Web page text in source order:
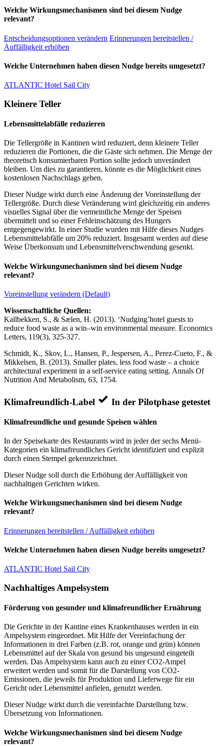
Welche Wirkungsmechanismen sind bei diesem Nudge
relevant?
Entscheidungsoptionen verändern Erinnerungen bereitstellen /
Auffälligkeit erhöhen
Welche Unternehmen haben diesen Nudge bereits umgesetzt?
ATLANTIC Hotel Sail City
Kleinere Teller
Lebensmittelabfälle reduzieren
Die Tellergröße in Kantinen wird reduziert, denn kleinere Teller
reduzieren die Portionen, die die Gäste sich nehmen. Die Menge der
theoretisch konsumierbaren Portion sollte jedoch unverändert
bleiben. Um dies zu garantieren, könnte es die Möglichkeit eines
kostenlosen Nachschlags geben.
Dieser Nudge wirkt durch eine Änderung der Voreinstellung der
Tellergröße. Durch diese Veränderung wird gleichzeitig ein anderes
visuelles Signal über die vermeintliche Menge der Speisen
übermittelt und so einer Fehleinschätzung des Hungers
entgegengewirkt. In einer Studie wurden mit Hilfe dieses Nudges
Lebensmittelabfälle um 20% reduziert. Insgesamt werden auf diese
Weise Überkonsum und Lebensmittelverschwendung gesenkt.
Welche Wirkungsmechanismen sind bei diesem Nudge
relevant?
Voreinstellung verändern (Default)
Wissenschaftliche Quellen:
Kallbekken, S., & Sælen, H. (2013). ‘Nudging’hotel guests to
reduce food waste as a win–win environmental measure. Economics
Letters, 119(3), 325-327.
Schmidt, K., Skov, L., Hansen, P., Jespersen, A., Perez-Cueto, F., &
Mikkelsen, B. (2013). Smaller plates, less food waste – a choice
architectural experiment in a self-service eating setting. Annals Of
Nutrition And Metabolism, 63, 1754.
Klimafreundlich-Label In der Pilotphase getestet
Klimafreundliche und gesunde Speisen wählen
In der Speisekarte des Restaurants wird in jeder der sechs Menü-
Kategorien ein klimafreundliches Gericht identifiziert und explizit
durch einen Stempel gekennzeichnet.
Dieser Nudge soll durch die Erhöhung der Auffälligkeit von
nachhaltigen Gerichten wirken.
Welche Wirkungsmechanismen sind bei diesem Nudge
relevant?
Erinnerungen bereitstellen / Auffälligkeit erhöhen
Welche Unternehmen haben diesen Nudge bereits umgesetzt?
ATLANTIC Hotel Sail City
Nachhaltiges Ampelsystem
Förderung von gesunder und klimafreundlicher Ernährung
Die Gerichte in der Kantine eines Krankenhauses werden in ein
Ampelsystem eingeordnet. Mit Hilfe der Vereinfachung der
Informationen in drei Farben (z.B. rot, orange und grün) können
Lebensmittel auf der Skala von gesund bis ungesund eingeteilt
werden. Das Ampelsystem kann auch zu einer CO2-Ampel
erweitert werden und somit für die Darstellung von CO2-
Emissionen, die jeweils für Produktion und Lieferwege für ein
Gericht oder Lebensmittel anfielen, genutzt werden.
Dieser Nudge wirkt durch die vereinfachte Darstellung bzw.
Übersetzung von Informationen.
Welche Wirkungsmechanismen sind bei diesem Nudge
relevant?